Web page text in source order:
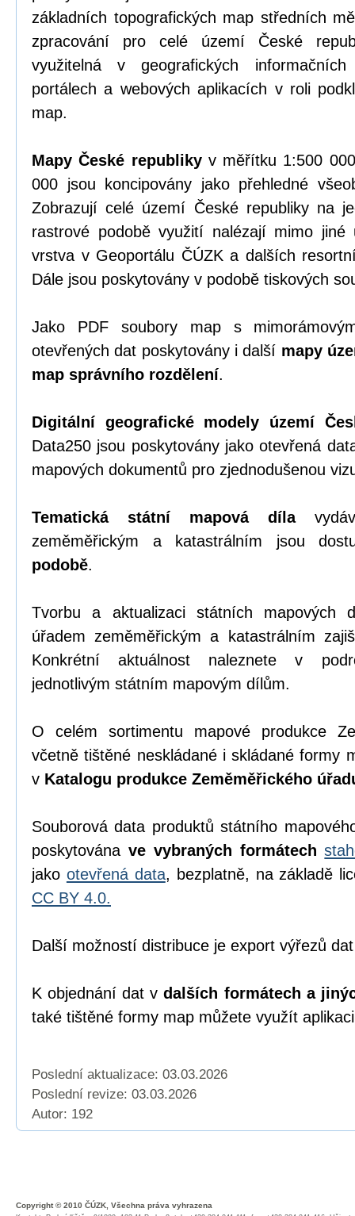
základních topografických map středních
zpracování pro celé území České
využitelná v geografických
portálech a webových aplikacích v roli
map.
Mapy České republikyv měřítku 1:500
000 jsou koncipovány jako přehledné
Zobrazují celé území České republiky na
rastrové podobě využití nalézají mimo jiné
vrstva v Geoportálu ČÚZK a dalších
Dále jsou poskytovány v podobě tiskových
Jako PDF soubory map s
otevřených dat poskytovány i další mapy
map správního rozdělení.
Digitální geografické modely území
Data250 jsou poskytovány jako otevřená
mapových dokumentů pro zjednodušenou
Tematická státní mapová díla
zeměměřickým a katastrálním jsou
podobě.
Tvorbu a aktualizaci státních mapových
úřadem zeměměřickým a katastrálním
Konkrétní aktuálnost naleznete v
jednotlivým státním mapovým dílům.
O celém sortimentu mapové produkce
včetně tištěné neskládané i skládané formy
v Katalogu produkce Zeměměřického
Souborová data produktů státního
poskytována ve vybraných formátech
jako otevřená data, bezplatně, na základě
CC BY 4.0.
Další možností distribuce je export výřezů
K objednání dat vdalších formátech a
také tištěné formy map můžete využít
Poslední aktualizace: 03.03.2026
Poslední revize: 03.03.2026
Autor: 192
Copyright © 2010 ČÚZK, Všechna práva vyhrazena